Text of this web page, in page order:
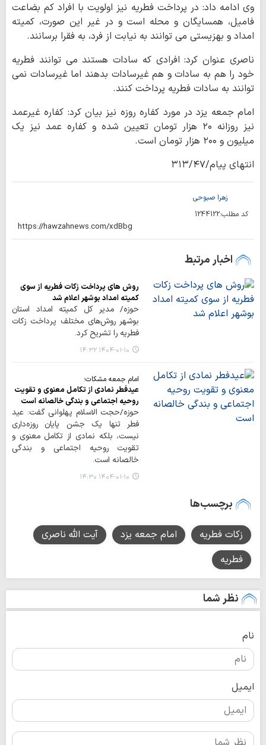
وی ادامه داد: در پرداخت فطریه نیز اولویت با افراد کم بضاعت
فامیل، همسایگان و محله است و در غیر این صورت، کمیته
امداد و بهزیستی می توانند به نیابت از فرد، به فقرا برسانند.
ناصری عنوان کرد: افرادی که سادات هستند می توانند فطریه
خود را هم به سادات و هم غیرسادات بدهند اما غیرسادات نمی
توانند به سادات فطریه پرداخت کنند.
امام جمعه یزد در مورد کفاره روزه نیز بیان کرد: کفاره غیرعمد
نیز روزانه ۲۰ هزار تومان تعیین شده و کفاره عمد نیز یک
میلیون و ۲۰۰ هزار تومان است.
انتهای پیام/۳۱۳/۴۷
زهرا صبوحی
کد مطلب:1244122
اخبار مرتبط
روش های پرداخت زکات فطریه از سوی
کمیته امداد بوشهر اعلام شد
حوزه/ مدیر کل کمیته امداد استان
بوشهر روش‌های مختلف پرداخت زکات
فطریه را تشریح کرد.
۱۴۰۴-۰۱-۱۰ ۱۴:۳۲
امام جمعه مشکات؛
عیدفطر نمادی از تکامل معنوی و تقویت
روحیه اجتماعی و بندگی خالصانه است
حوزه/حجت الاسلام پهلوانی گفت: عید
فطر تنها یک جشن پایان روزه‌داری
نیست، بلکه نمادی از تکامل معنوی و
تقویت روحیه اجتماعی و بندگی
خالصانه است.
۱۴۰۴-۰۱-۱۰ ۱۴:۳۰
برچسب‌ها
زکات فطریه امام جمعه یزد
آیت الله ناصری
فطریه
نظر شما
نام
ایمیل